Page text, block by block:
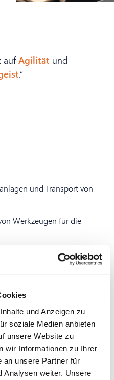
und Anzeigen zu
soziale Medien anbieten
unsere Website zu
wir Informationen zu Ihrer
an unsere Partner für
Analysen weiter. Unsere
aufAgilität und
.“
und Transport von
Werkzeugen für die
von Formwerkzeugen für